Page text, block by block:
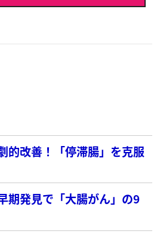
的改善！「停滞腸」を克服
期発見で「大腸がん」の9